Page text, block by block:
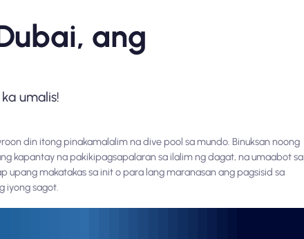
ang
umalis!
din itong pinakamalalim na dive pool sa mundo. Binuksan noong
kapantay na pakikipagsapalaran sa ilalim ng dagat, na umaabot sa
upang makatakas sa init o para lang maranasan ang pagsisid sa
iyong sagot.